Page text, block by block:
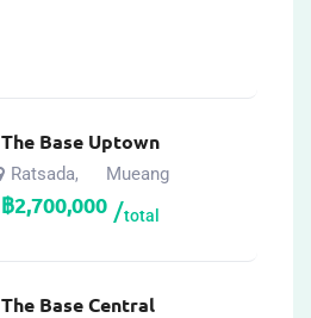
The Base Uptown
Ratsada, Mueang
฿2,700,000 total
The Base Central